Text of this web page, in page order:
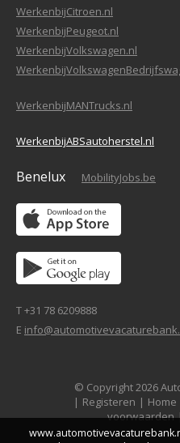
WerkenbijCitroen.nl
WerkenbijPeugeot.nl
WerkenbijVolkswagen.nl
WerkenbijMANTrucks.nl
WerkenbijABSautoherstel.nl
Benelux MobilityJobs.be
T +31 78 6209888
E
© Copyright 2026
| Registeren | Home
voorwaarden